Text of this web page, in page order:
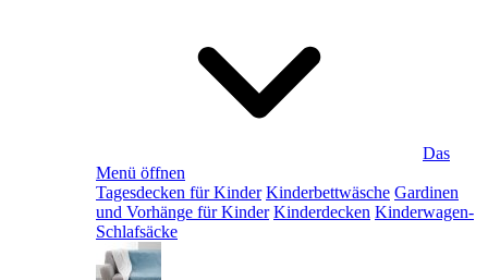
Das
Menü öffnen
Tagesdecken für Kinder Kinderbettwäsche Gardinen
und Vorhänge für Kinder Kinderdecken Kinderwagen-
Schlafsäcke